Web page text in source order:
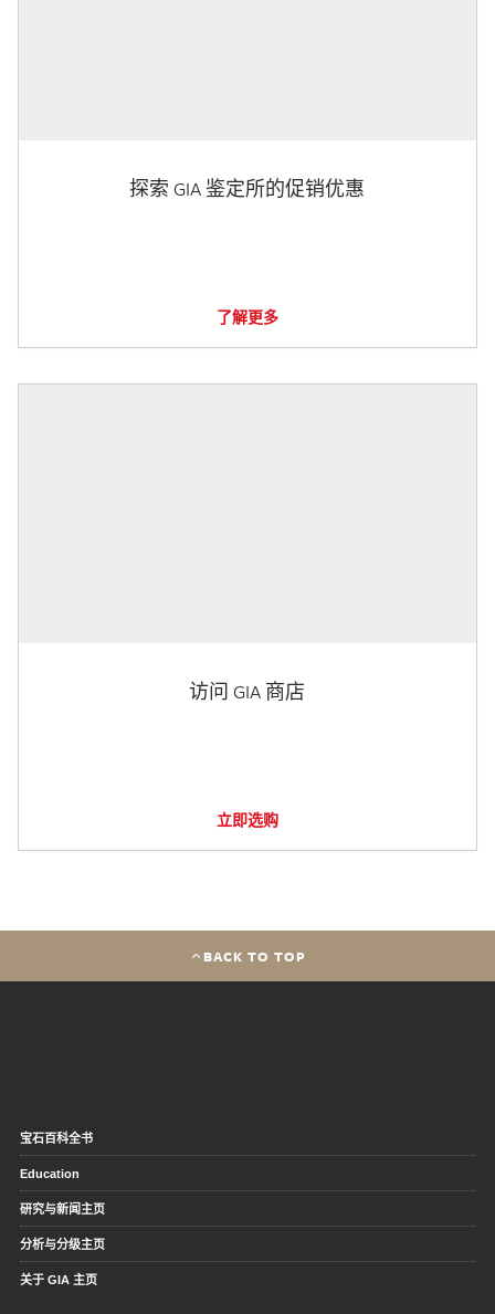
探索 GIA 鉴定所的促销优惠
了解更多
访问 GIA 商店
立即选购
BACK TO TOP
宝石百科全书
Education
研究与新闻主页
分析与分级主页
关于 GIA 主页